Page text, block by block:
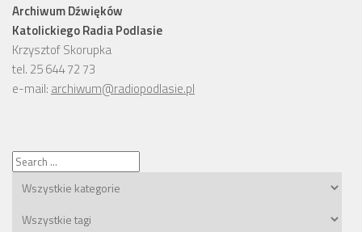
Archiwum Dźwięków
Katolickiego Radia Podlasie
Krzysztof Skorupka
tel. 25 644 72 73
e-mail: archiwum@radiopodlasie.pl